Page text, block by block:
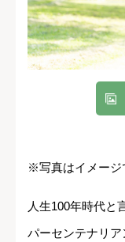
※写真はイメージ
人生100年時代と
パーセンテナリ